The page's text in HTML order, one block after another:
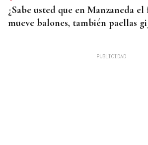
¿Sabe usted que en Manzaneda
mueve balones, también paellas